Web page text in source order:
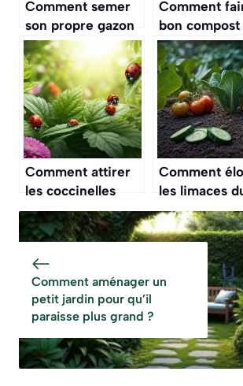
Comment semer
son propre gazon
et avoir un
résultat parfait ?
Comment
bon
éviter les
de débutant
Comment attirer
les coccinelles
dans son jardin
pour lutter contre
Comment
les limaces
potager sans
produits
chimiques ?
Comment aménager un
petit jardin pour qu’il
paraisse plus grand ?